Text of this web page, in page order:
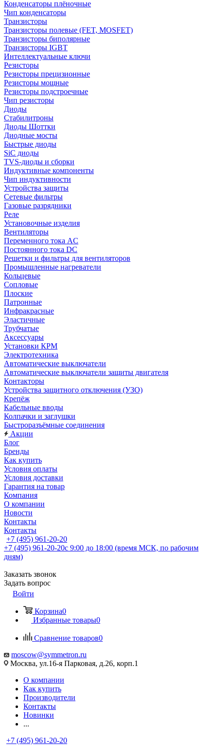
Конденсаторы плёночные
Чип конденсаторы
Транзисторы
Транзисторы полевые (FET, MOSFET)
Транзисторы биполярные
Транзисторы IGBT
Интеллектуальные ключи
Резисторы
Резисторы прецизионные
Резисторы мощные
Резисторы подстроечные
Чип резисторы
Диоды
Стабилитроны
Диоды Шоттки
Диодные мосты
Быстрые диоды
SiC диоды
TVS-диоды и сборки
Индуктивные компоненты
Чип индуктивности
Устройства защиты
Сетевые фильтры
Газовые разрядники
Реле
Установочные изделия
Вентиляторы
Переменного тока AC
Постоянного тока DC
Решетки и фильтры для вентиляторов
Промышленные нагреватели
Кольцевые
Сопловые
Плоские
Патронные
Инфракрасные
Эластичные
Трубчатые
Аксессуары
Установки КРМ
Электротехника
Автоматические выключатели
Автоматические выключатели защиты двигателя
Контакторы
Устройства защитного отключения (УЗО)
Крепёж
Кабельные вводы
Колпачки и заглушки
Быстроразъёмные соединения
Акции
Блог
Бренды
Как купить
Условия оплаты
Условия доставки
Гарантия на товар
Компания
О компании
Новости
Контакты
Контакты
+7 (495) 961-20-20
+7 (495) 961-20-20с 9:00 до 18:00 (время МСК, по рабочим
дням)
Заказать звонок
Задать вопрос
Войти
Корзина0
Избранные товары0
Сравнение товаров0
moscow@symmetron.ru
Москва, ул.16-я Парковая, д.26, корп.1
О компании
Как купить
Производители
Контакты
Новинки
...
+7 (495) 961-20-20